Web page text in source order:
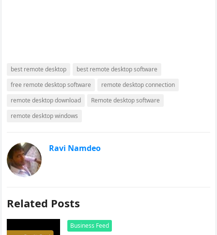
best remote desktop
best remote desktop software
free remote desktop software
remote desktop connection
remote desktop download
Remote desktop software
remote desktop windows
Ravi Namdeo
Related Posts
Business Feed